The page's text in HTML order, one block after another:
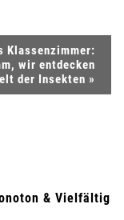
Klassenzimmer:
wir entdecken
der Insekten »
& Vielfältig